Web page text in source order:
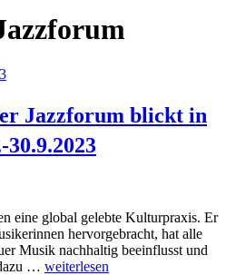
Jazzforum blickt in
eine global gelebte Kulturpraxis. Er
hervorgebracht, hat alle
Musik nachhaltig beeinflusst und
… weiterlesen